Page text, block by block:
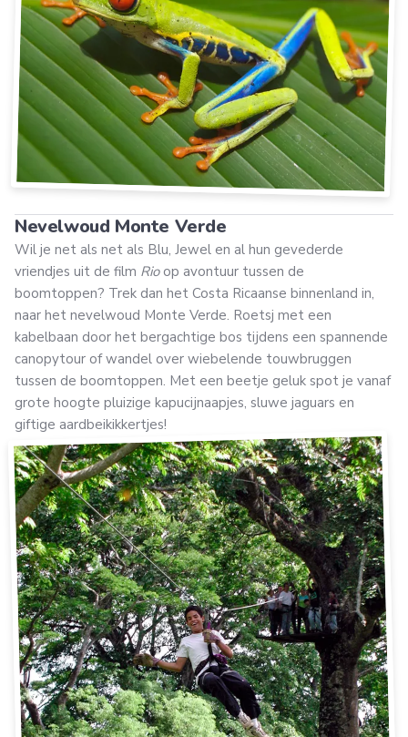
Nevelwoud Monte Verde
Wil je net als net als Blu, Jewel en al hun gevederde
vriendjes uit de film Rioop avontuur tussen de
boomtoppen? Trek dan het Costa Ricaanse binnenland in,
naar het nevelwoud Monte Verde. Roetsj met een
kabelbaan door het bergachtige bos tijdens een spannende
canopytour of wandel over wiebelende touwbruggen
tussen de boomtoppen. Met een beetje geluk spot je vanaf
grote hoogte pluizige kapucijnaapjes, sluwe jaguars en
giftige aardbeikikkertjes!